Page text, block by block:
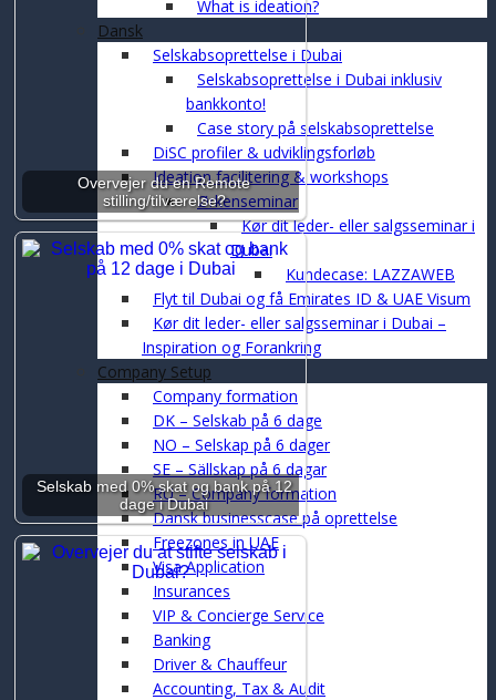
What is ideation?
Dansk
Selskabsoprettelse i Dubai
Selskabsoprettelse i Dubai inklusiv
bankkonto!
Case story på selskabsoprettelse
DiSC profiler & udviklingsforløb
Ideation facilitering & workshops
Ørkenseminar
Kør dit leder- eller salgsseminar i
Dubai
Kundecase: LAZZAWEB
Flyt til Dubai og få Emirates ID & UAE Visum
Kør dit leder- eller salgsseminar i Dubai –
Inspiration og Forankring
Company Setup
Company formation
DK – Selskab på 6 dage
NO – Selskap på 6 dager
SE – Sällskap på 6 dagar
RU – Company formation
Dansk businesscase på oprettelse
Freezones in UAE
Visa Application
Insurances
VIP & Concierge Service
Banking
Driver & Chauffeur
Accounting, Tax & Audit
Overvejer du en Remote
stilling/tilværelse?
Selskab med 0% skat og bank på 12
dage i Dubai